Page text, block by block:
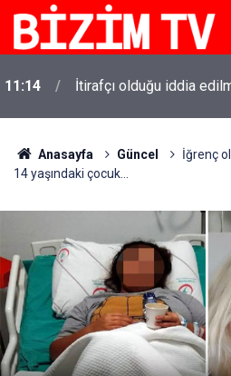
11:14 İtirafçı olduğu iddia
Anasayfa Güncel
İğrenç
14 yaşındaki çocuk...